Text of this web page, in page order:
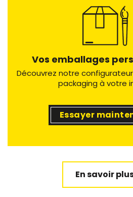
Vos emballages
Découvrez notre
packaging à votre
Essayer
En savoir